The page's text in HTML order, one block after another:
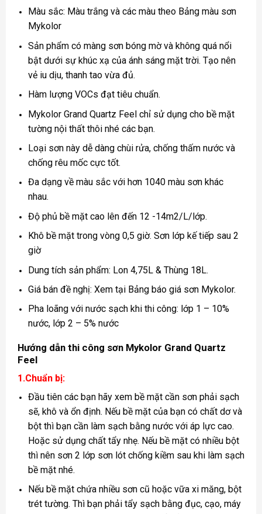
Màu sắc: Màu trắng và các màu theo Bảng màu sơn
Mykolor
Sản phẩm có màng sơn bóng mờ và không quá nổi
bật dưới sự khúc xạ của ánh sáng mặt trời. Tạo nên
vẻ iu dịu, thanh tao vừa đủ.
Hàm lượng VOCs đạt tiêu chuẩn.
Mykolor Grand Quartz Feel chỉ sử dụng cho bề mặt
tường nội thất thôi nhé các bạn.
Loại sơn này dễ dàng chùi rửa, chống thấm nước và
chống rêu mốc cực tốt.
Đa dạng về màu sắc với hơn 1040 màu sơn khác
nhau.
Độ phủ bề mặt cao lên đến 12 -14m2/L/lớp.
Khô bề mặt trong vòng 0,5 giờ. Sơn lớp kế tiếp sau 2
giờ
Dung tích sản phẩm: Lon 4,75L & Thùng 18L.
Giá bán đề nghị: Xem tại Bảng báo giá sơn Mykolor.
Pha loãng với nước sạch khi thi công: lớp 1 – 10%
nước, lớp 2 – 5% nước
Hướng dẫn thi công sơn Mykolor Grand Quartz
Feel
1.Chuẩn bị:
Đầu tiên các bạn hãy xem bề mặt cần sơn phải sạch
sẽ, khô và ổn định. Nếu bề mặt của bạn có chất dơ và
bột thì bạn cần làm sạch bằng nước với áp lực cao.
Hoặc sử dụng chất tẩy nhẹ. Nếu bề mặt có nhiều bột
thì nên sơn 2 lớp sơn lót chống kiềm sau khi làm sạch
bề mặt nhé.
Nếu bề mặt chứa nhiều sơn cũ hoặc vữa xi măng, bột
trét tường. Thì bạn phải tẩy sạch bằng đục, cạo, máy